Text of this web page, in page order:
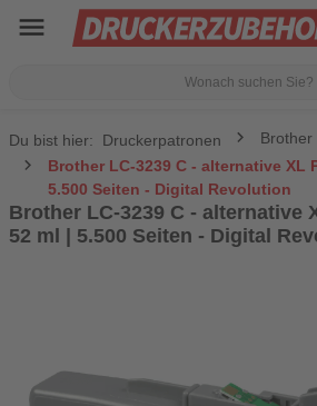
menu
Du bist hier: Druckerpatronen
Brother
Brother LC-3239 C - alternative XL
5.500 Seiten - Digital Revolution
Brother LC-3239 C - alternative
52 ml | 5.500 Seiten - Digital